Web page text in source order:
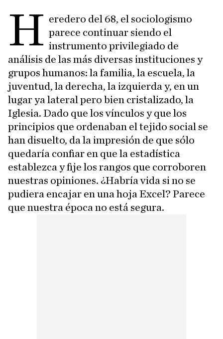
H eredero del 68, el sociologismo
parece continuar siendo el
instrumento privilegiado de
análisis de las más diversas instituciones y
grupos humanos: la familia, la escuela, la
juventud, la derecha, la izquierda y, en un
lugar ya lateral pero bien cristalizado, la
Iglesia. Dado que los vínculos y que los
principios que ordenaban el tejido social se
han disuelto, da la impresión de que sólo
quedaría confiar en que la estadística
establezca y fije los rangos que corroboren
nuestras opiniones. ¿Habría vida si no se
pudiera encajar en una hoja Excel? Parece
que nuestra época no está segura.